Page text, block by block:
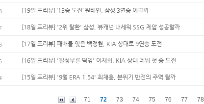
[19일 프리뷰] ‘13승 도전’ 원태인, 삼성 3연승 이끌까
[18일 프리뷰] '2위 탈환' 삼성, 뷰캐넌 내세워 SSG 제압 성공할까
[17일 프리뷰] 패배를 잊은 백정현, KIA 상대로 9연승 도전
[16일 프리뷰] '될성부른 떡잎' 이재희, KIA 상대 데뷔 첫 승 도전
[15일 프리뷰] '9월 ERA 1.54' 최채흥, 분위기 반전의 주역 될까
71 72 73 74 75 76 77 78